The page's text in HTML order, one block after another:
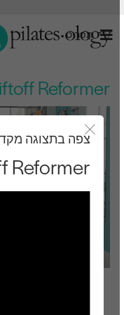
תַפרִיט
Reformer
סגור את מודאל
צפה בתצוגה
Reformer